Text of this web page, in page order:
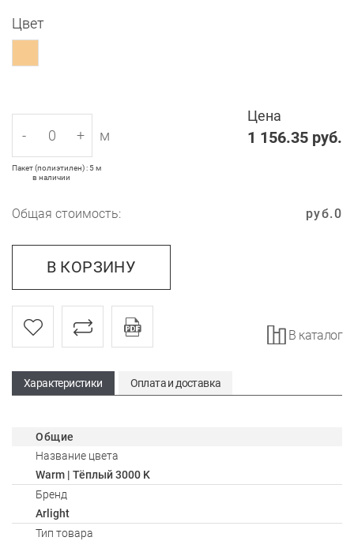
Цвет
Цена
1 156.35 руб.
- + м
Пакет (полиэтилен) : 5 м
в наличии
Общая стоимость: 0
руб.
В КОРЗИНУ
В каталог
Характеристики Оплата и доставка
Общие
Название цвета
Warm | Тёплый 3000 K
Бренд
Arlight
Тип товара